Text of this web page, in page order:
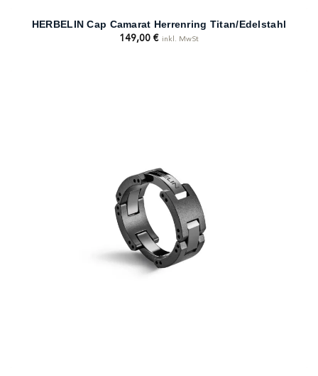
HERBELIN Cap Camarat Herrenring Titan/Edelstahl
149,00 € inkl. MwSt